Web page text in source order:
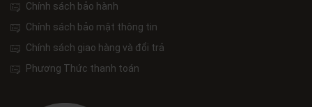
Chính sách bảo hành
Chính sách bảo mật thông tin
Chính sách giao hàng và đổi trả
Phương Thức thanh toán